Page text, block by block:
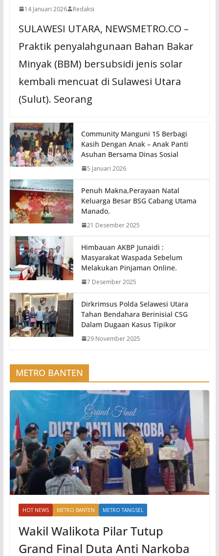
14 Januari 2026 Redaksi
SULAWESI UTARA, NEWSMETRO.CO –
Praktik penyalahgunaan Bahan Bakar
Minyak (BBM) bersubsidi jenis solar
kembali mencuat di Sulawesi Utara
(Sulut). Seorang
Community Manguni 15 Berbagi
Kasih Dengan Anak – Anak Panti
Asuhan Bersama Dinas Sosial
5 Januari 2026
Penuh Makna,Perayaan Natal
Keluarga Besar BSG Cabang Utama
Manado.
21 Desember 2025
Himbauan AKBP Junaidi :
Masyarakat Waspada Sebelum
Melakukan Pinjaman Online.
7 Desember 2025
Dirkrimsus Polda Selawesi Utara
Tahan Bendahara Berinisial CSG
Dalam Dugaan Kasus Tipikor
29 November 2025
METRO BANTEN
HOT NEWS METRO BANTEN METRO TANGSEL
Wakil Walikota Pilar Tutup
Grand Final Duta Anti Narkoba